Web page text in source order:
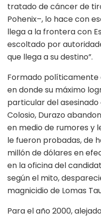
tratado de cáncer de
Pohenix–, lo hace con
llega a la frontera con
escoltado por
que llega a su destino”.
Formado políticamente
en donde su máximo
particular del asesinado
Colosio, Durazo
en medio de rumores y
le fueron probadas, de
millón de dólares en
en la oficina del
según el mito,
magnicidio de Lomas
Para el año 2000,